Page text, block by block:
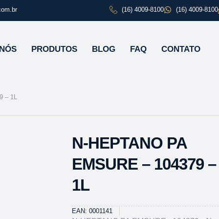
(16) 4009-8100 (16) 4009-8100
PRODUTOS BLOG FAQ CONTATO
– 1L
N-HEPTANO PA
EMSURE – 104379 –
1L
EAN: 0001141